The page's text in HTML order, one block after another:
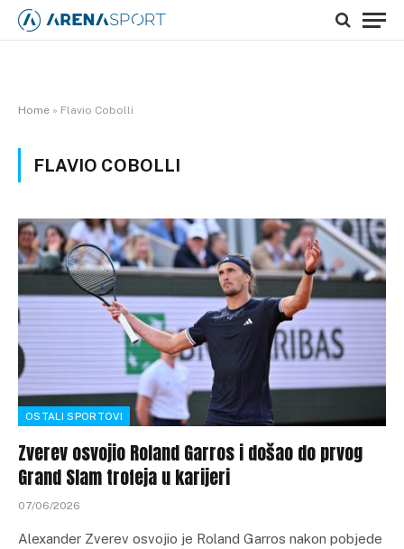
Home » Flavio Cobolli
FLAVIO COBOLLI
OSTALI SPORTOVI
Zverev osvojio Roland Garros i došao do prvog
Grand Slam trofeja u karijeri
07/06/2026
Alexander Zverev osvojio je Roland Garros nakon pobjede